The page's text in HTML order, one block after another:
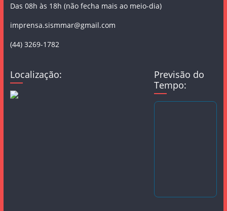
Das 08h às 18h (não fecha mais ao meio-dia)
imprensa.sismmar@gmail.com
(44) 3269-1782
Localização:
Previsão do
Tempo: